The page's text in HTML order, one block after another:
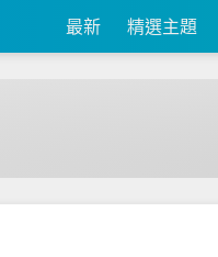
最新 精選主題